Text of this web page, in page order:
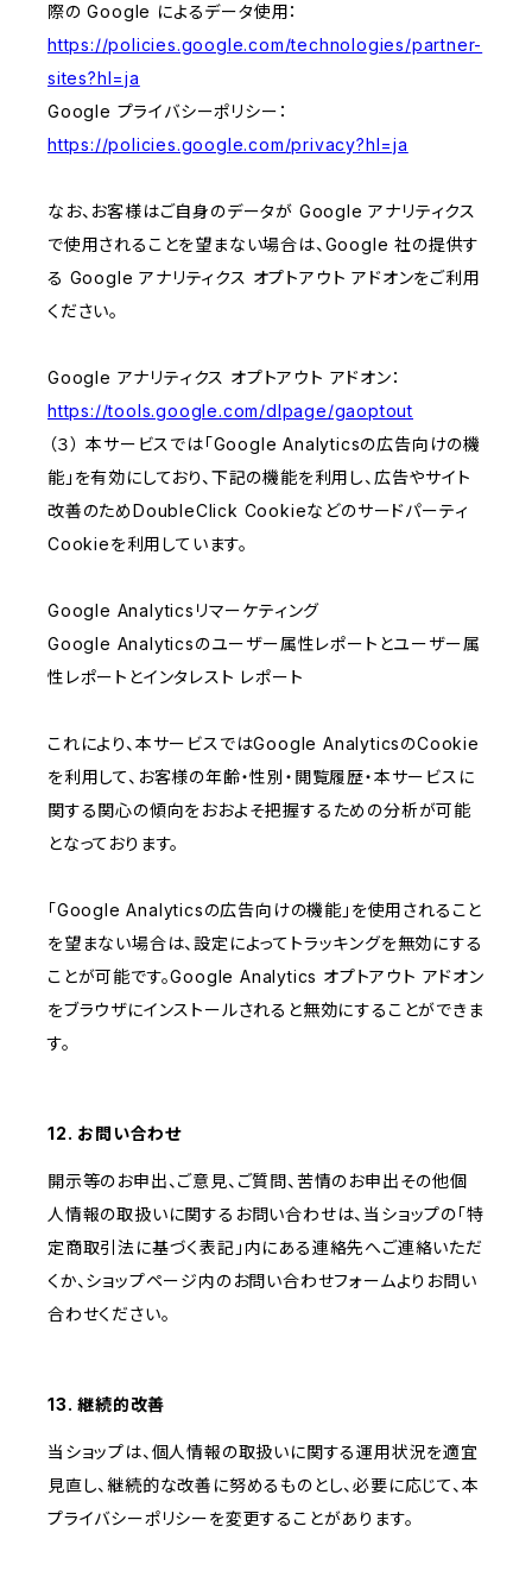
際の Google によるデータ使用：
https://policies.google.com/technologies/partner-
sites?hl=ja
Google プライバシーポリシー：
https://policies.google.com/privacy?hl=ja
なお、お客様はご自身のデータが Google アナリティクス
で使用されることを望まない場合は、Google 社の提供す
る Google アナリティクス オプトアウト アドオンをご利用
ください。
Google アナリティクス オプトアウト アドオン：
https://tools.google.com/dlpage/gaoptout
（３） 本サービスでは「Google Analyticsの広告向けの機
能」を有効にしており、下記の機能を利用し、広告やサイト
改善のためDoubleClick Cookieなどのサードパーティ
Cookieを利用しています。
Google Analyticsリマーケティング
Google Analyticsのユーザー属性レポートとユーザー属
性レポートとインタレスト レポート
これにより、本サービスではGoogle AnalyticsのCookie
を利用して、お客様の年齢・性別・閲覧履歴・本サービスに
関する関心の傾向をおおよそ把握するための分析が可能
となっております。
「Google Analyticsの広告向けの機能」を使用されること
を望まない場合は、設定によってトラッキングを無効にする
ことが可能です。Google Analytics オプトアウト アドオン
をブラウザにインストールされると無効にすることができま
す。
12. お問い合わせ
開示等のお申出、ご意見、ご質問、苦情のお申出その他個
人情報の取扱いに関するお問い合わせは、当ショップの「特
定商取引法に基づく表記」内にある連絡先へご連絡いただ
くか、ショップページ内のお問い合わせフォームよりお問い
合わせください。
13. 継続的改善
当ショップは、個人情報の取扱いに関する運用状況を適宜
見直し、継続的な改善に努めるものとし、必要に応じて、本
プライバシーポリシーを変更することがあります。